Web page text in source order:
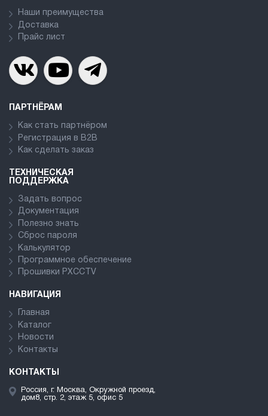
Наши преимущества
Доставка
Прайс лист
ПАРТНЁРАМ
Как стать партнёром
Регистрация в В2В
Как сделать заказ
ТЕХНИЧЕСКАЯ
ПОДДЕРЖКА
Задать вопрос
Документация
Полезно знать
Сброс пароля
Калькулятор
Программное обеспечение
Прошивки PXCCTV
НАВИГАЦИЯ
Главная
Каталог
Новости
Контакты
КОНТАКТЫ
Россия, г. Москва, Окружной проезд,
дом8, стр. 2, этаж 5, офис 5